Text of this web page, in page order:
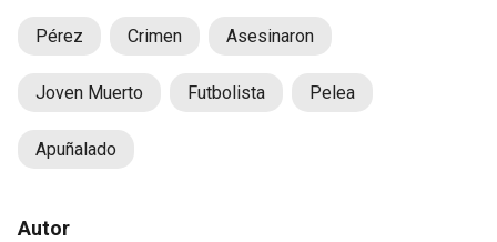
Pérez Crimen Asesinaron
Joven Muerto Futbolista Pelea
Apuñalado
Autor